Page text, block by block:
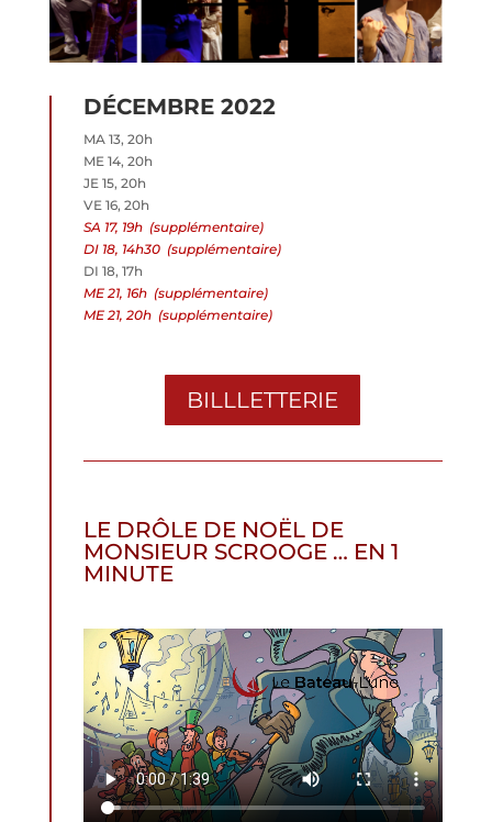
DÉCEMBRE 2022
MA 13, 20h
ME 14, 20h
JE 15, 20h
VE 16, 20h
SA 17, 19h (supplémentaire)
DI 18, 14h30 (supplémentaire)
DI 18, 17h
ME 21, 16h (supplémentaire)
ME 21, 20h (supplémentaire)
BILLLETTERIE
LE DRÔLE DE NOËL DE
MONSIEUR SCROOGE … EN 1
MINUTE